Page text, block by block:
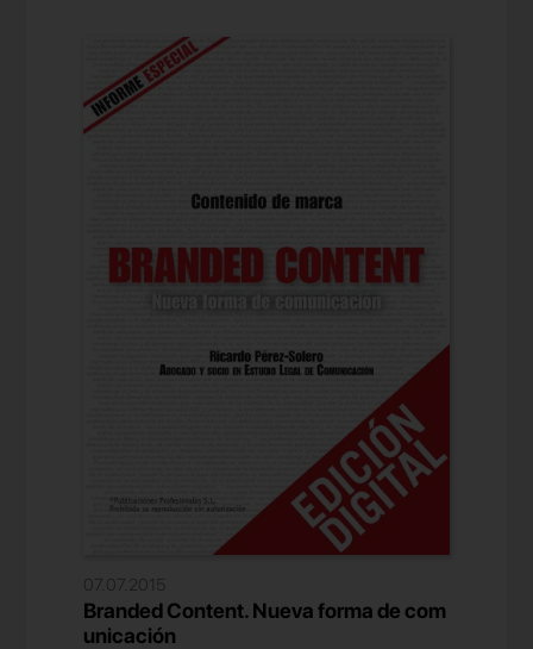
07.07.2015
Branded Content. Nueva forma de com
unicación